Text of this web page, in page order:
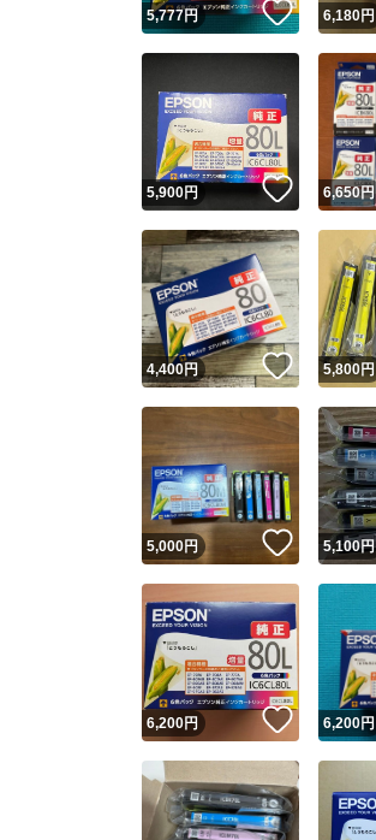
5,777円 いいね！
6,180円
5,900円 いいね！
6,650円
4,400円 いいね！
5,800円
5,000円 いいね！
5,100円
6,200円 いいね！
6,200円